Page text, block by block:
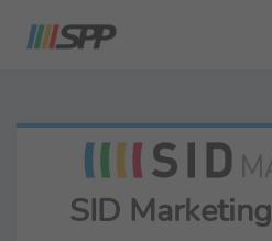
SID Marketing